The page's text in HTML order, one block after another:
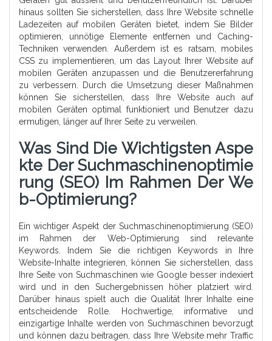
hinaus sollten Sie sicherstellen, dass Ihre Website schnelle
Ladezeiten auf mobilen Geräten bietet, indem Sie Bilder
optimieren, unnötige Elemente entfernen und Caching-
Techniken verwenden. Außerdem ist es ratsam, mobiles
CSS zu implementieren, um das Layout Ihrer Website auf
mobilen Geräten anzupassen und die Benutzererfahrung
zu verbessern. Durch die Umsetzung dieser Maßnahmen
können Sie sicherstellen, dass Ihre Website auch auf
mobilen Geräten optimal funktioniert und Benutzer dazu
ermutigen, länger auf Ihrer Seite zu verweilen.
Was Sind Die Wichtigsten Aspe
Kte Der Suchmaschinenoptimie
Rung (SEO) Im Rahmen Der We
B-Optimierung?
Ein wichtiger Aspekt der Suchmaschinenoptimierung (SEO)
im Rahmen der Web-Optimierung sind relevante
Keywords. Indem Sie die richtigen Keywords in Ihre
Website-Inhalte integrieren, können Sie sicherstellen, dass
Ihre Seite von Suchmaschinen wie Google besser indexiert
wird und in den Suchergebnissen höher platziert wird.
Darüber hinaus spielt auch die Qualität Ihrer Inhalte eine
entscheidende Rolle. Hochwertige, informative und
einzigartige Inhalte werden von Suchmaschinen bevorzugt
und können dazu beitragen, dass Ihre Website mehr Traffic